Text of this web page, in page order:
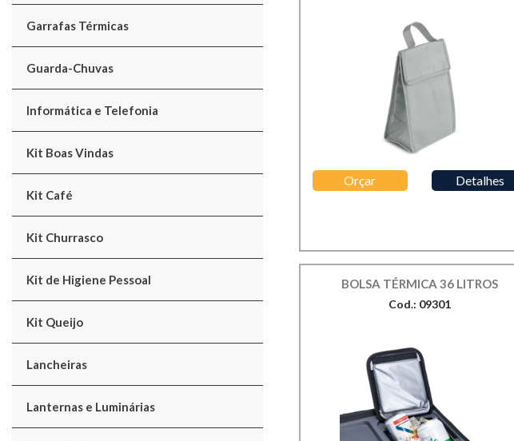
Garrafas Térmicas
Guarda-Chuvas
Informática e Telefonia
Kit Boas Vindas
Kit Café
Kit Churrasco
Kit de Higiene Pessoal
Kit Queijo
Lancheiras
Lanternas e Luminárias
Orçar Detalhes
BOLSA TÉRMICA 36 LITROS
Cod.: 09301